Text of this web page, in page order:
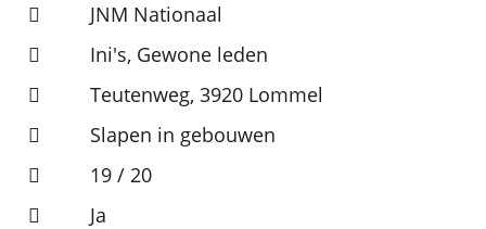
JNM Nationaal
Ini's, Gewone leden
Teutenweg, 3920 Lommel
Slapen in gebouwen
19 / 20
Ja